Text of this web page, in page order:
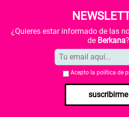
¿Quieres estar informado de las
de Berkana?
Acepto la política de
suscribirme